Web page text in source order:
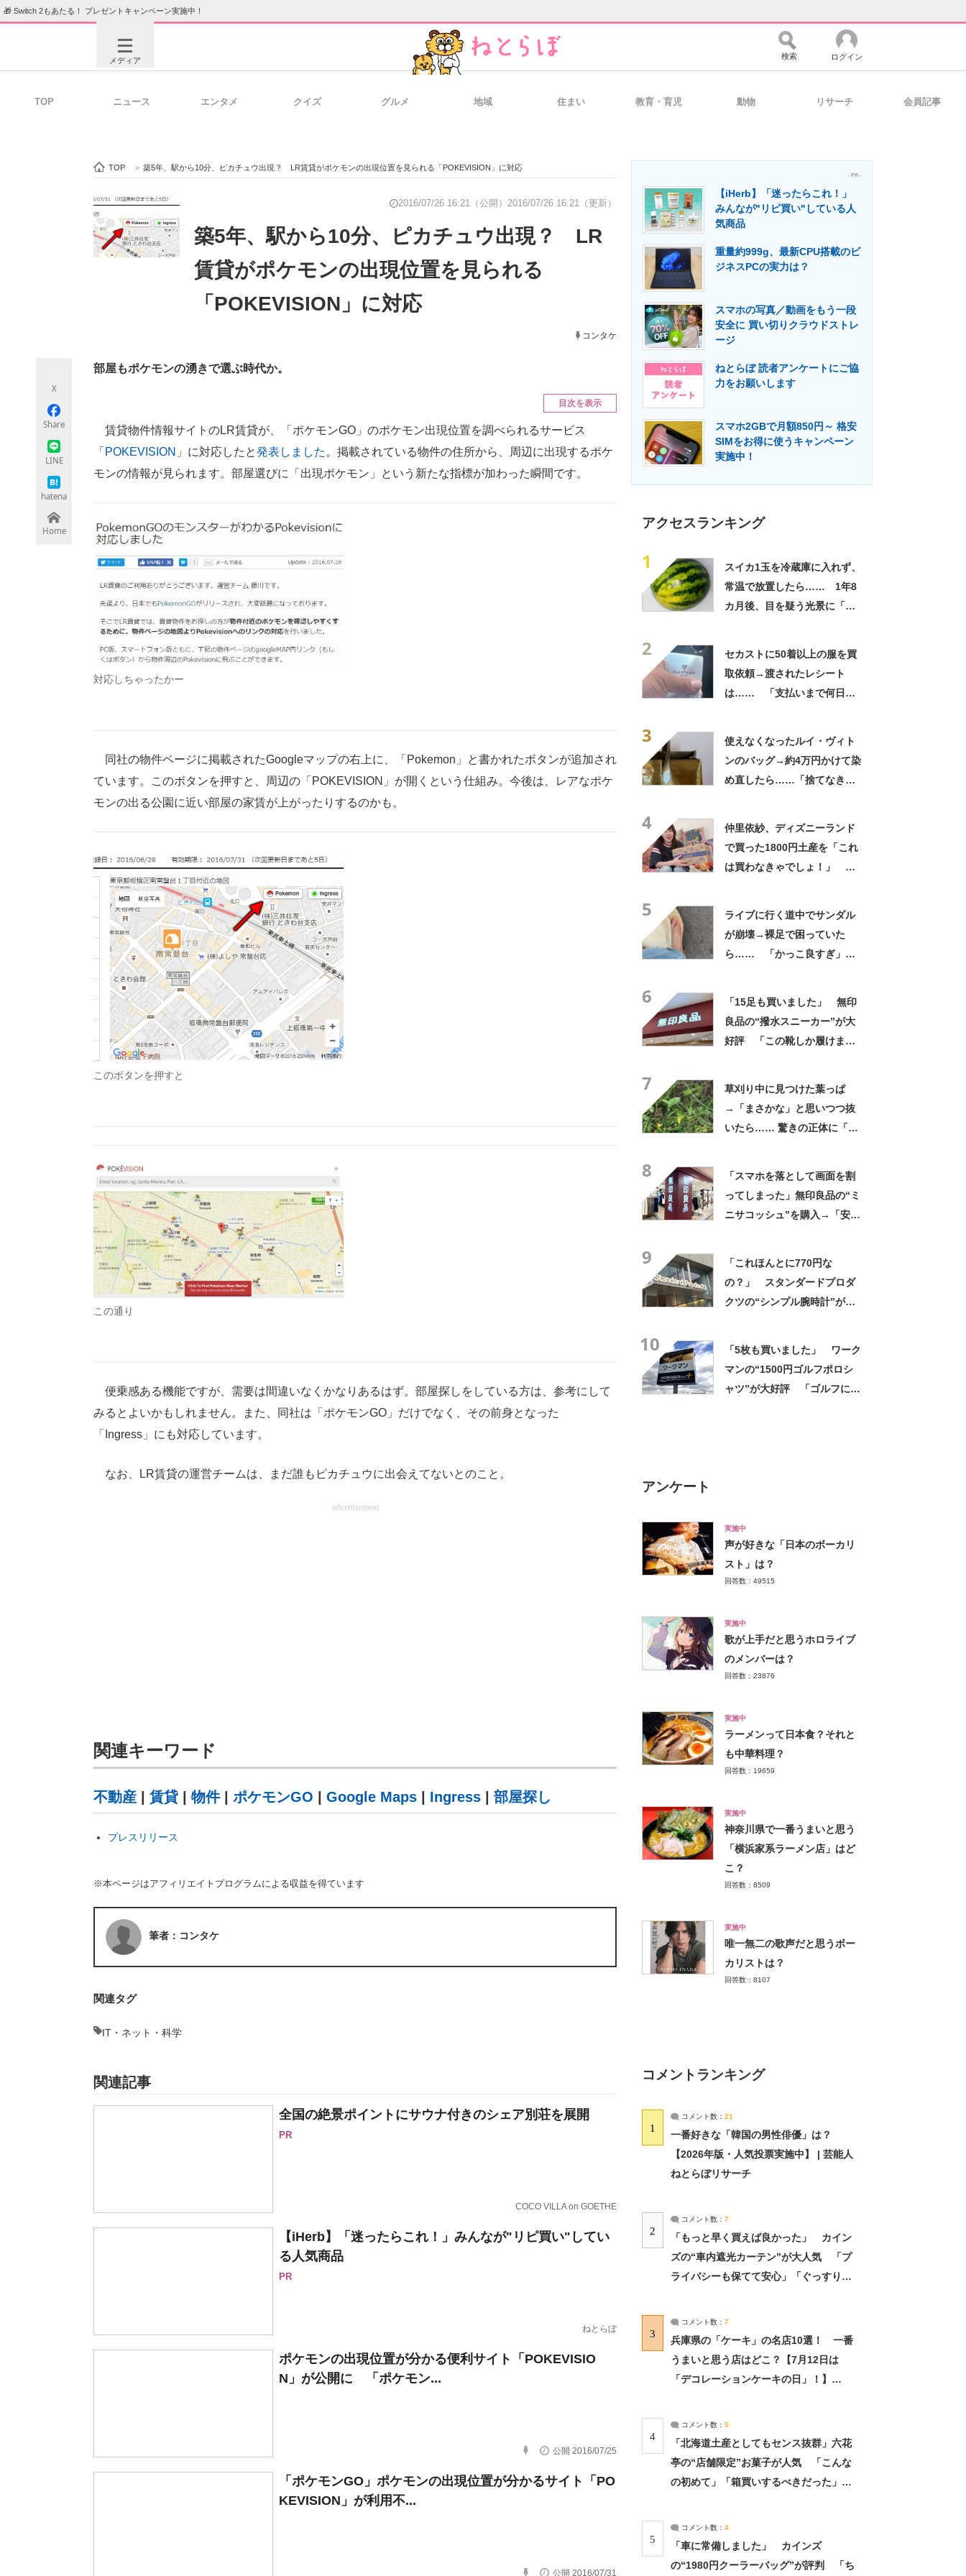
🎁 Switch 2もあたる！ プレゼントキャンペーン実施中！
メディア
ビジネスと働き方のヒント 経営リーダーのコミュニティ マーケ×ITの今がよく分かる
ITエンジニア向け専門サイト 企業向けIT製品の総合サイト IT製品の技術・比較・事例 製造業のIT導入・活用を支援
エネルギーの専門メディア 建設×テクノロジーの最前線
検索 ログイン
TOP ニュース エンタメ クイズ グルメ 地域 住まい 教育・育児 動物 リサーチ 会員記事
TOP > 築5年、駅から10分、ピカチュウ出現？ LR賃貸がポケモンの出現位置を見られる「POKEVISION」に対応
2016/07/26 16:21（公開） 2016/07/26 16:21（更新）
築5年、駅から10分、ピカチュウ出現？ LR
賃貸がポケモンの出現位置を見られる
「POKEVISION」に対応
コンタケ
X
Share
LINE
hatena
Home
部屋もポケモンの湧きで選ぶ時代か。
目次を表示
賃貸物件情報サイトのLR賃貸が、「ポケモンGO」のポケモン出現位置を調べられるサービス
「 POKEVISION 」に対応したと発表しました 。掲載されている物件の住所から、周辺に出現するポケ
モンの情報が見られます。部屋選びに「出現ポケモン」という新たな指標が加わった瞬間です。
対応しちゃったかー
同社の物件ページに掲載されたGoogleマップの右上に、「Pokemon」と書かれたボタンが追加され
ています。このボタンを押すと、周辺の「POKEVISION」が開くという仕組み。今後は、レアなポケ
モンの出る公園に近い部屋の家賃が上がったりするのかも。
このボタンを押すと
この通り
便乗感ある機能ですが、需要は間違いなくかなりあるはず。部屋探しをしている方は、参考にして
みるとよいかもしれません。また、同社は「ポケモンGO」だけでなく、その前身となった
「Ingress」にも対応しています。
なお、LR賃貸の運営チームは、まだ誰もピカチュウに出会えてないとのこと。
advertisement
関連キーワード
不動産 賃貸 物件| ポケモンGO Google Maps Ingress 部屋探し
プレスリリース
※本ページはアフィリエイトプログラムによる収益を得ています
筆者：コンタケ
関連タグ
IT・ネット・科学
関連記事
全国の絶景ポイントにサウナ付きのシェア別荘を展開
PR
COCO VILLA on GOETHE
【iHerb】「迷ったらこれ！」みんなが"リピ買い"してい
る人気商品
PR
ねとらぼ
ポケモンの出現位置が分かる便利サイト「POKEVISIO
N」が公開に 「ポケモン...
公開 2016/07/25
「ポケモンGO」ポケモンの出現位置が分かるサイト「PO
KEVISION」が利用不...
公開 2016/07/31
- PR -
【iHerb】「迷ったらこれ！」
みんなが"リピ買い"している人
気商品
重量約999g、最新CPU搭載のビ
ジネスPCの実力は？
スマホの写真／動画をもう一段
安全に 買い切りクラウドストレ
ージ
ねとらぼ 読者アンケートにご協
力をお願いします
スマホ2GBで月額850円～ 格安
SIMをお得に使うキャンペーン
実施中！
アクセスランキング
1
スイカ1玉を冷蔵庫に入れず、
常温で放置したら…… 1年8
カ月後、目を疑う光景に「ヤ
2
セカストに50着以上の服を買
取依頼→渡されたレシート
は…… 「支払いまで何日か
3
使えなくなったルイ・ヴィト
ンのバッグ→約4万円かけて染
め直したら……「捨てなきゃ
4
仲里依紗、ディズニーランド
で買った1800円土産を「これ
は買わなきゃでしょ！」
5
ライブに行く道中でサンダル
が崩壊→裸足で困っていた
ら…… 「かっこ良すぎ」ま
6
「15足も買いました」 無印
良品の“撥水スニーカー”が大
好評 「この靴しか履けませ
7
草刈り中に見つけた葉っぱ
→「まさかな」と思いつつ抜
いたら…… 驚きの正体に「お
8
「スマホを落として画面を割
ってしまった」無印良品の“ミ
ニサコッシュ”を購入→「安心
9
「これほんとに770円な
の？」 スタンダードプロダ
クツの“シンプル腕時計”が大
10
「5枚も買いました」 ワーク
マンの“1500円ゴルフポロシ
ャツ”が大好評 「ゴルフにも
アンケート
実施中
声が好きな「日本のボーカリ
スト」は？
回答数：49515
実施中
歌が上手だと思うホロライブ
のメンバーは？
回答数：23876
実施中
ラーメンって日本食？それと
も中華料理？
回答数：19659
実施中
神奈川県で一番うまいと思う
「横浜家系ラーメン店」はど
こ？
回答数：8509
実施中
唯一無二の歌声だと思うボー
カリストは？
回答数：8107
コメントランキング
1
コメント数： 21
一番好きな「韓国の男性俳優」は？
【2026年版・人気投票実施中】 | 芸能人
ねとらぼリサーチ
2
コメント数： 7
「もっと早く買えば良かった」 カイン
ズの“車内遮光カーテン”が大人気 「プ
ライバシーも保てて安心」「ぐっすり眠
3
コメント数： 7
兵庫県の「ケーキ」の名店10選！ 一番
うまいと思う店はどこ？【7月12日は
「デコレーションケーキの日」！】
4
コメント数： 5
「北海道土産としてもセンス抜群」六花
亭の“店舗限定”お菓子が人気 「こんな
の初めて」「箱買いするべきだった」
5
コメント数： 4
「車に常備しました」 カインズ
の“1980円クーラーバッグ”が評判 「ち